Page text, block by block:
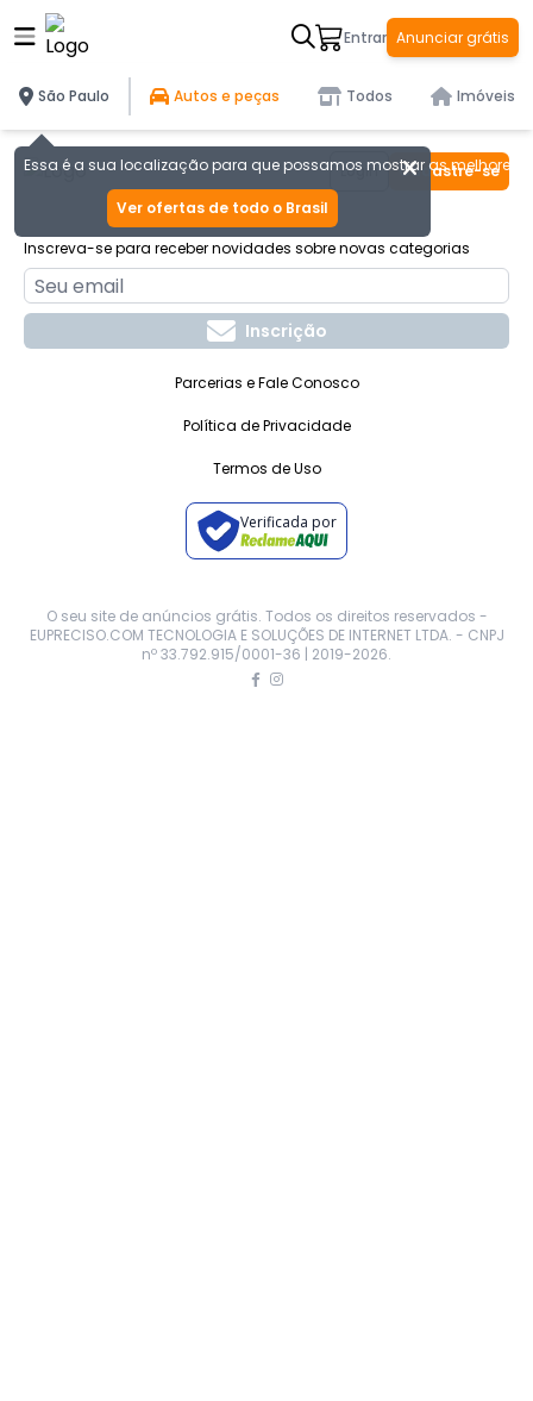
Entrar Anunciar grátis
São Paulo
Essa é a sua localização para que possamos mostrar as melhores
Ver ofertas de todo o Brasil
Autos e peças Todos Imóveis
Ocorreu um erro: Network Error
Login Cadastre-se
Inscreva-se para receber novidades sobre novas categorias
Inscrição
Parcerias e Fale Conosco
Política de Privacidade
Termos de Uso
Verificada por
O seu site de anúncios grátis. Todos os direitos reservados -
EUPRECISO.COM TECNOLOGIA E SOLUÇÕES DE INTERNET LTDA. - CNPJ
nº 33.792.915/0001-36 | 2019-2026.